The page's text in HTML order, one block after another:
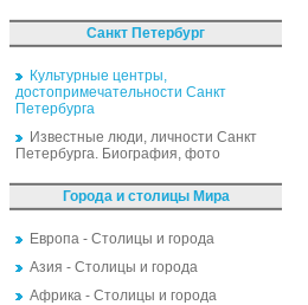
Санкт Петербург
Культурные центры,
достопримечательности Санкт
Петербурга
Известные люди, личности Санкт
Петербурга. Биография, фото
Города и столицы Мира
Европа - Столицы и города
Азия - Столицы и города
Африка - Столицы и города